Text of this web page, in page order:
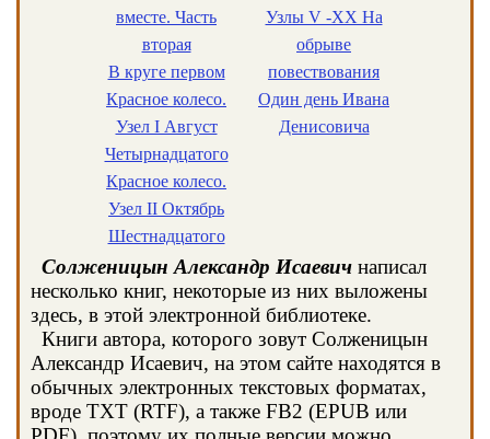
вместе. Часть
вторая
В круге первом
Красное колесо.
Узел I Август
Четырнадцатого
Красное колесо.
Узел II Октябрь
Шестнадцатого
Узлы V -XX На
обрыве
повествования
Один день Ивана
Денисовича
Солженицын Александр Исаевич написал
несколько книг, некоторые из них выложены
здесь, в этой электронной библиотеке.
Книги автора, которого зовут Солженицын
Александр Исаевич, на этом сайте находятся в
обычных электронных текстовых форматах,
вроде TXT (RTF), а также FB2 (EPUB или